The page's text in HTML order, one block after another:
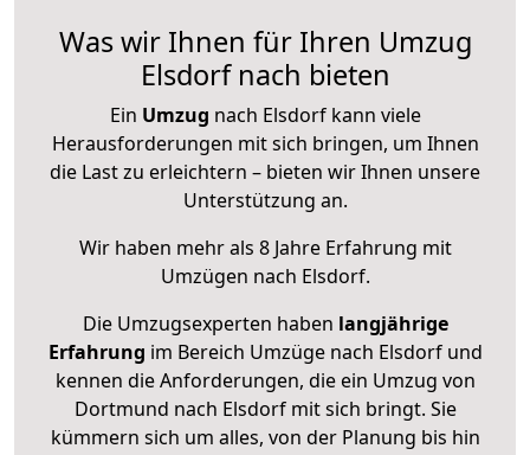
Was wir Ihnen für Ihren Umzug
Elsdorf nach bieten
Ein Umzug nach Elsdorf kann viele
Herausforderungen mit sich bringen, um Ihnen
die Last zu erleichtern – bieten wir Ihnen unsere
Unterstützung an.
Wir haben mehr als 8 Jahre Erfahrung mit
Umzügen nach Elsdorf.
Die Umzugsexperten haben langjährige
Erfahrung im Bereich Umzüge nach Elsdorf und
kennen die Anforderungen, die ein Umzug von
Dortmund nach Elsdorf mit sich bringt. Sie
kümmern sich um alles, von der Planung bis hin